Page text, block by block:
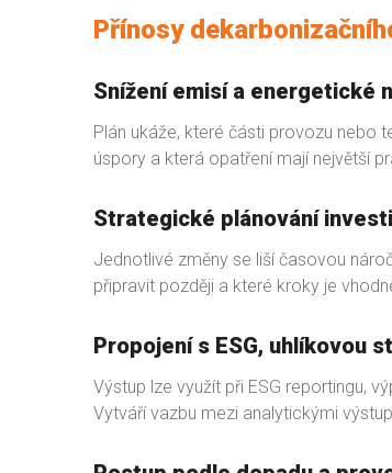
Přínosy
Snížení emisí a energetické
Plán ukáže, které části provozu nebo
úspory a která opatření mají největší
Strategické plánování
Jednotlivé změny se liší časovou
připravit později a které kroky je
Propojení s ESG, uhlíkovou
Výstup lze využít při ESG reportingu,
Vytváří vazbu mezi analytickými